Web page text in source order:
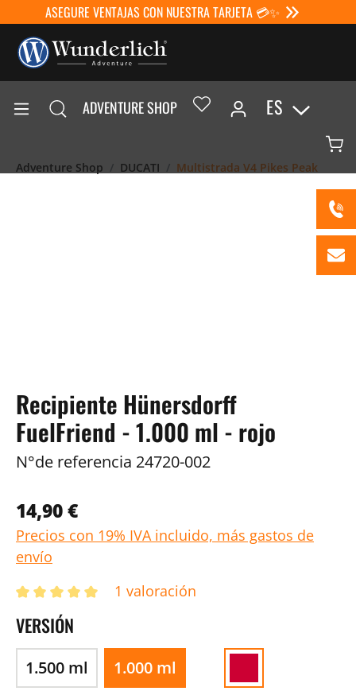
ASEGURE VENTAJAS CON NUESTRA TARJETA 💳✨
ADVENTURE SHOP ES
Adventure Shop DUCATI Multistrada V4 Pikes Peak
Recipiente Hünersdorff
FuelFriend - 1.000 ml - rojo
N°de referencia 24720-002
14,90 €
Precios con 19% IVA incluido, más gastos de
envío
1 valoración
VERSIÓN
1.500 ml 1.000 ml